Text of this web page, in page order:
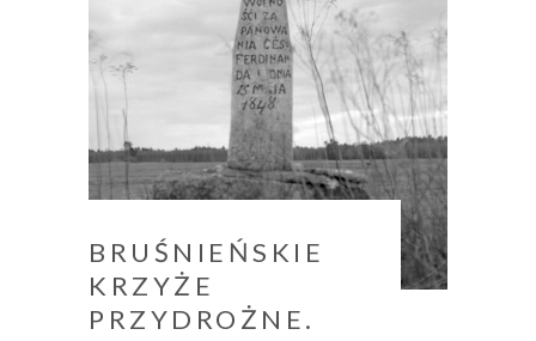
BRUŚNIEŃSKIE
KRZYŻE
PRZYDROŻNE.